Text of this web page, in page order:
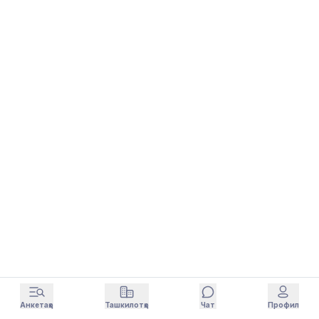
Анкетаҳо Ташкилотҳо Чат Профил